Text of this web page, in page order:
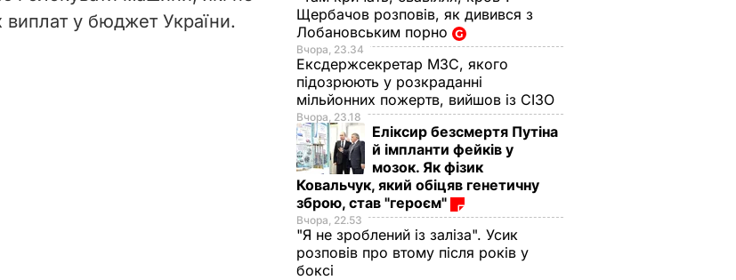
виплат у бюджет України.
Щербачов розповів, як дивився з
Лобановським порно
Вчора, 23.34
Ексдержсекретар МЗС, якого
підозрюють у розкраданні
мільйонних пожертв, вийшов із СІЗО
Вчора, 23.18
Еліксир безсмертя Путіна
й імпланти фейків у
мозок. Як фізик
Ковальчук, який обіцяв генетичну
зброю, став "героєм"
Вчора, 22.53
"Я не зроблений із заліза". Усик
розповів про втому після років у
боксі